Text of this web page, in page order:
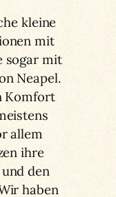
kleine
mit
sogar mit
Neapel.
Komfort
allem
ihre
den
haben